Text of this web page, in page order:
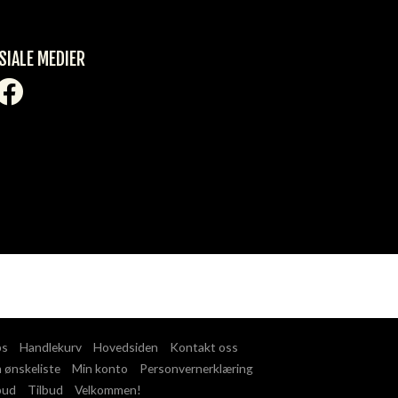
MEDIER
Handlekurv Hovedsiden
Kontakt oss
ønskeliste Min konto
Personvernerklæring
Tilbud Velkommen!